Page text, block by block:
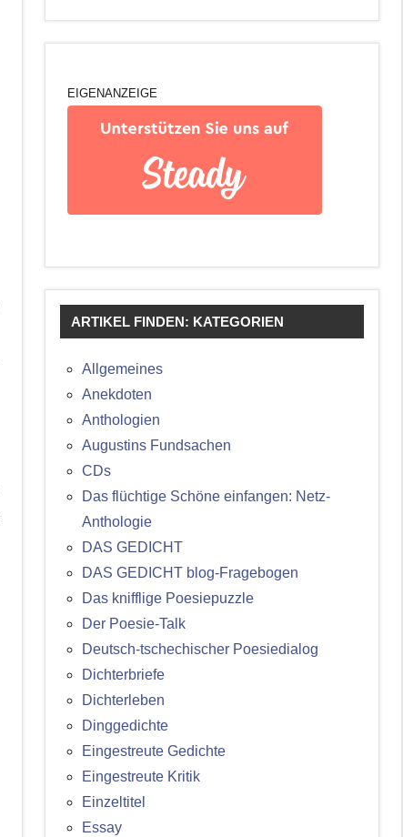
EIGENANZEIGE
ARTIKEL FINDEN: KATEGORIEN
Allgemeines
Anekdoten
Anthologien
Augustins Fundsachen
CDs
Das flüchtige Schöne einfangen: Netz-
Anthologie
DAS GEDICHT
DAS GEDICHT blog-Fragebogen
Das knifflige Poesiepuzzle
Der Poesie-Talk
Deutsch-tschechischer Poesiedialog
Dichterbriefe
Dichterleben
Dinggedichte
Eingestreute Gedichte
Eingestreute Kritik
Einzeltitel
Essay